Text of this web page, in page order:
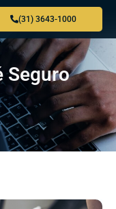
(31) 3643-1000
Seguro